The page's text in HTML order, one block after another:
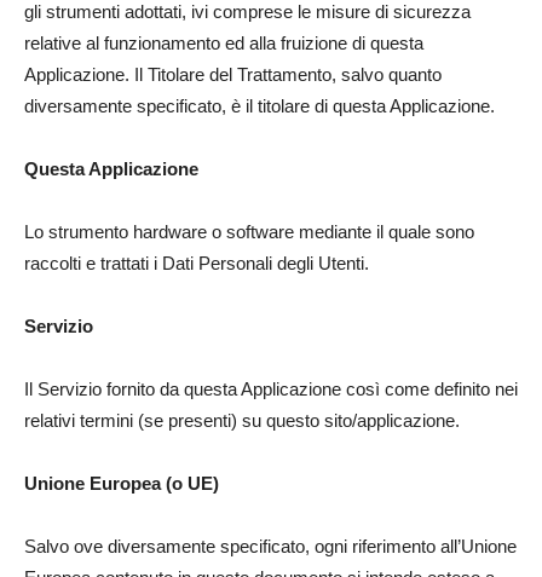
gli strumenti adottati, ivi comprese le misure di sicurezza
relative al funzionamento ed alla fruizione di questa
Applicazione. Il Titolare del Trattamento, salvo quanto
diversamente specificato, è il titolare di questa Applicazione.
Questa Applicazione
Lo strumento hardware o software mediante il quale sono
raccolti e trattati i Dati Personali degli Utenti.
Servizio
Il Servizio fornito da questa Applicazione così come definito nei
relativi termini (se presenti) su questo sito/applicazione.
Unione Europea (o UE)
Salvo ove diversamente specificato, ogni riferimento all’Unione